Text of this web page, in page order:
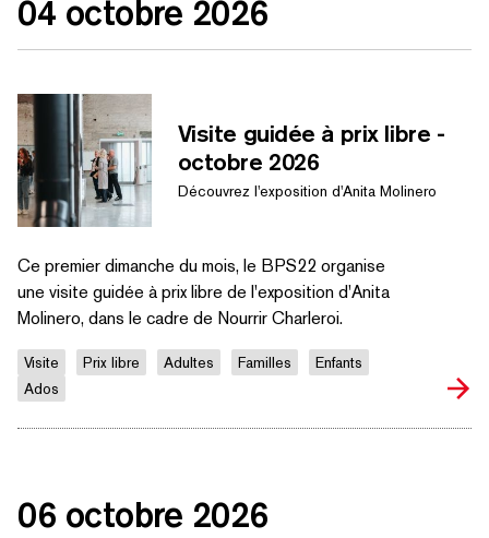
04 octobre 2026
Visite guidée à prix libre -
octobre 2026
Découvrez l'exposition d'Anita Molinero
Ce premier dimanche du mois, le BPS22 organise
une visite guidée à prix libre de l'exposition d'Anita
Molinero, dans le cadre de Nourrir Charleroi.
Visite Prix libre Adultes Familles
Enfants
Ados
06 octobre 2026